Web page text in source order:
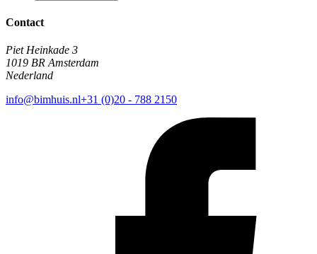
Contact
Piet Heinkade 3
1019 BR Amsterdam
Nederland
info@bimhuis.nl+31 (0)20 - 788 2150